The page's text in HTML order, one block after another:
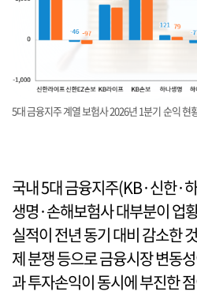
5대 금융지주 계열 보험사 2026년 1분기 순익 현
국내 5대 금융지주(KB·신한·
생명·손해보험사 대부분이 업
실적이 전년 동기 대비 감소한
제 분쟁 등으로 금융시장 변동
과 투자손익이 동시에 부진한